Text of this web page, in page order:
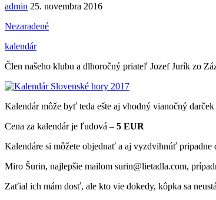
admin 25. novembra 2016
Nezaradené
kalendár
Člen našeho klubu a dlhoročný priateľ Jozef Jurík zo
Kalendár môže byť teda ešte aj vhodný vianočný
Cena za kalendár je ľudová – 5 EUR
Kalendáre si môžete objednať a aj vyzdvihnúť pripadne
Miro Šurin, najlepšie mailom surin@lietadla.com,
Zaťial ich mám dosť, ale kto vie dokedy, kôpka sa